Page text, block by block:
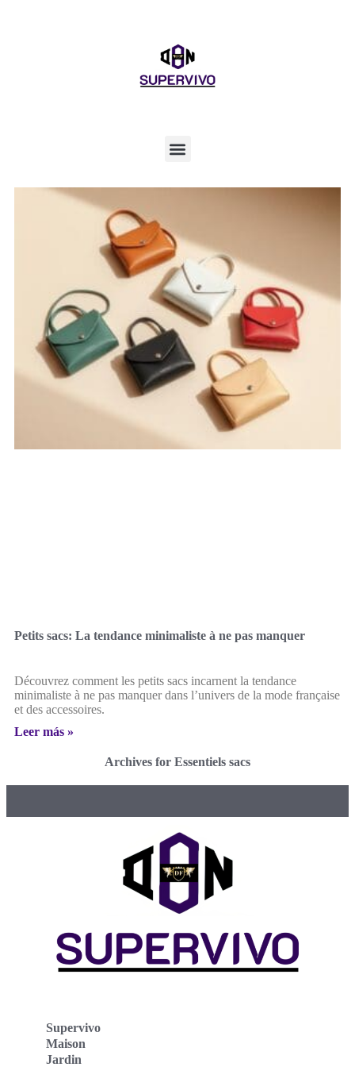
Petits sacs: La tendance minimaliste à ne pas manquer
Découvrez comment les petits sacs incarnent la tendance
minimaliste à ne pas manquer dans l’univers de la mode française
et des accessoires.
Leer más »
Archives for Essentiels sacs
Supervivo
Maison
Jardin